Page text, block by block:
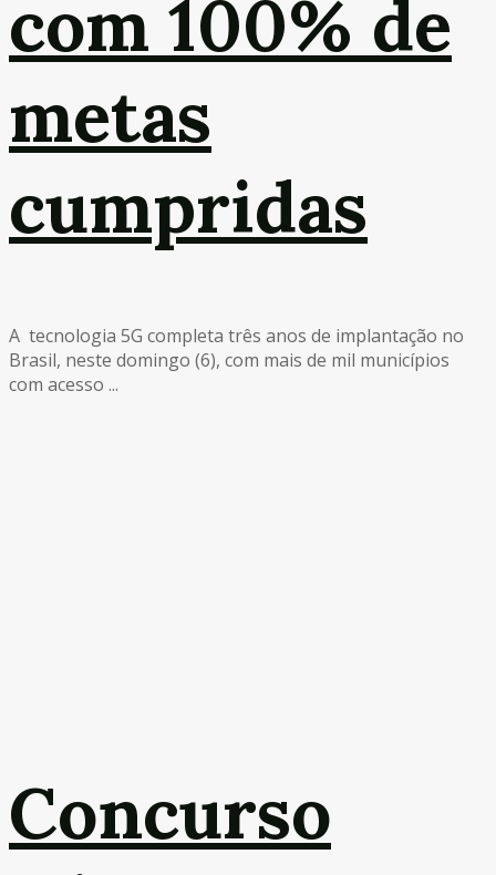
com 100% de
metas
cumpridas
A tecnologia 5G completa três anos de implantação no
Brasil, neste domingo (6), com mais de mil municípios
com acesso ...
Concurso